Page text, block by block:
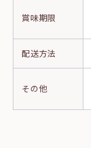
賞味期限
配送方法
その他